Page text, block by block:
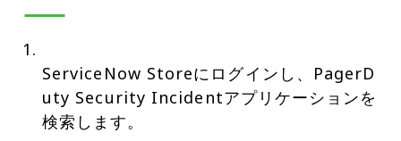
ServiceNow Storeにログインし、PagerD
uty Security Incidentアプリケーションを
検索します。